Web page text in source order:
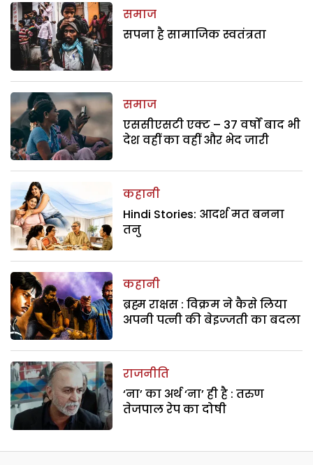
समाज
सपना है सामाजिक स्वतंत्रता
समाज
एससीएसटी एक्ट – 37 वर्षों बाद भी
देश वहीं का वहीं और भेद जारी
कहानी
Hindi Stories: आदर्श मत बनना
तनु
कहानी
ब्रह्म राक्षस : विक्रम ने कैसे लिया
अपनी पत्नी की बेइज्जती का बदला
राजनीति
‘ना’ का अर्थ ‘ना’ ही है : तरुण
तेजपाल रेप का दोषी